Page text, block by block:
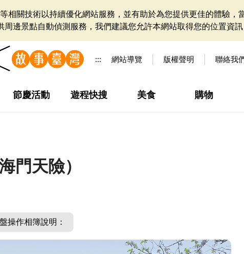
相關技術以持續優化網站服務，並有助於為您提供更佳的體驗，
周邊景點自動偵測服務，我們建議您允許本網站取得您的位置資
::: 網站導覽 版權聲明 聯絡我
節慶活動 遊程快搜 美食 購物
門天險）
操作相簿說明：